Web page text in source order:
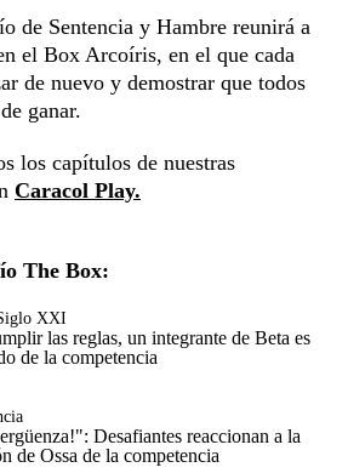
de Sentencia y Hambre reunirá a
el Box Arcoíris, en el que cada
de nuevo y demostrar que todos
ganar.
los capítulos de nuestras
Caracol Play.
The Box:
XXI
las reglas, un integrante de Beta es
de la competencia
Desafiantes reaccionan a la
de Ossa de la competencia